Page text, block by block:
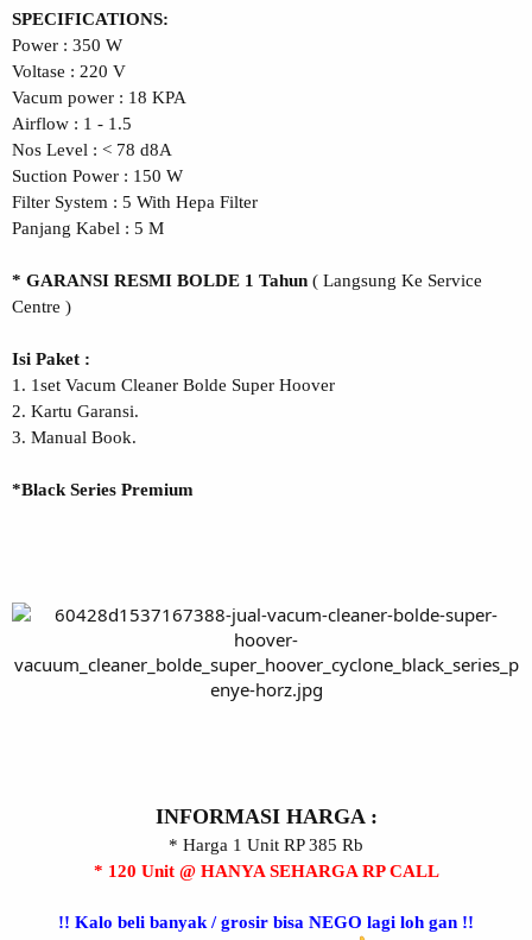
SPECIFICATIONS:
Power : 350 W
Voltase : 220 V
Vacum power : 18 KPA
Airflow : 1 - 1.5
Nos Level : < 78 d8A
Suction Power : 150 W
Filter System : 5 With Hepa Filter
Panjang Kabel : 5 M
* GARANSI RESMI BOLDE 1 Tahun ( Langsung Ke Service
Centre )
Isi Paket :
1. 1set Vacum Cleaner Bolde Super Hoover
2. Kartu Garansi.
3. Manual Book.
*Black Series Premium
INFORMASI HARGA :
* Harga 1 Unit RP 385 Rb
* 120 Unit @ HANYA SEHARGA RP CALL
!! Kalo beli banyak / grosir bisa NEGO lagi loh gan !!